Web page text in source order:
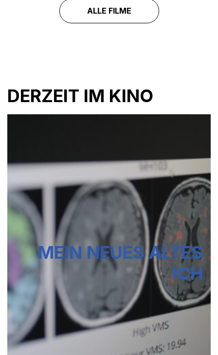
ALLE FILME
DERZEIT IM KINO
MEIN NEUES ALTES
ICH